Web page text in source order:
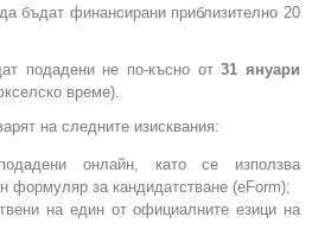
бъдат финансирани приблизително 20
подадени не по-късно от31 януари
време).
на следните изисквания:
онлайн, като се използва
формуляр за кандидатстване (еForm);
на един от официалните езици на